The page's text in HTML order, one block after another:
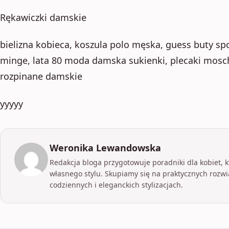
Rękawiczki damskie
bielizna kobieca, koszula polo męska, guess buty
minge, lata 80 moda damska sukienki, plecaki
rozpinane damskie
yyyyy
Weronika Lewandowska
Redakcja bloga przygotowuje poradniki dla kobiet,
własnego stylu. Skupiamy się na praktycznych
codziennych i eleganckich stylizacjach.